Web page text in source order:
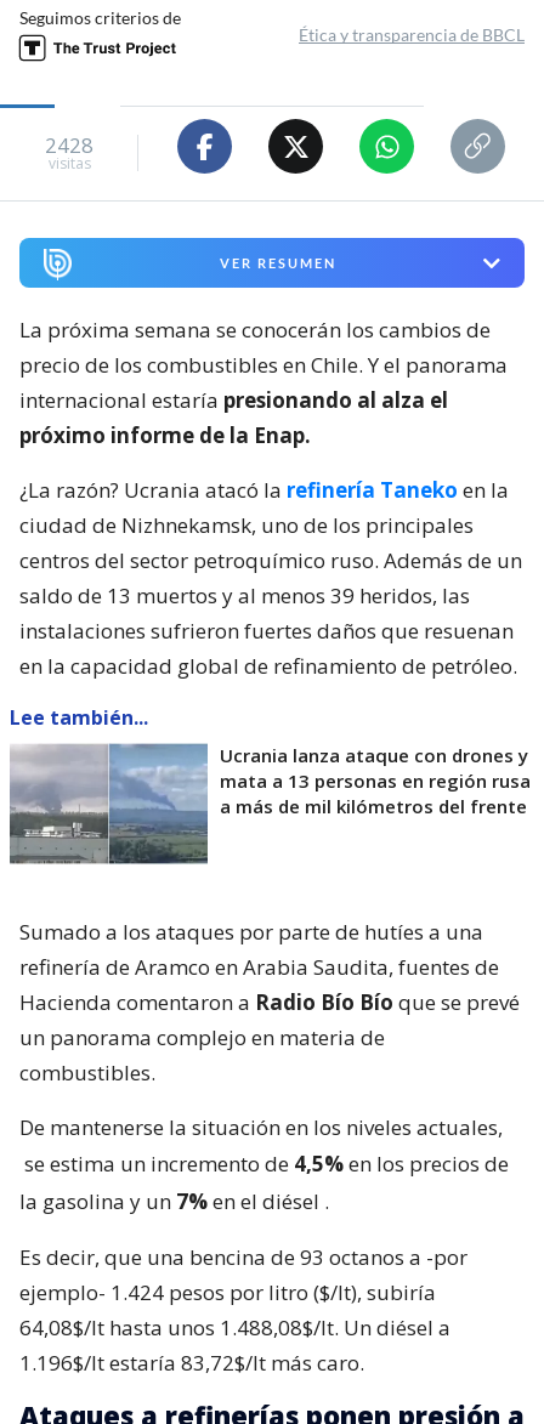
Seguimos criterios de
Ética y transparencia de BBCL
2428
visitas
VER RESUMEN
La próxima semana se conocerán los cambios de
precio de los combustibles en Chile. Y el panorama
internacional estaría presionando al alza el
próximo informe de la Enap.
¿La razón? Ucrania atacó la refinería Taneko en la
ciudad de Nizhnekamsk, uno de los principales
centros del sector petroquímico ruso. Además de un
saldo de 13 muertos y al menos 39 heridos, las
instalaciones sufrieron fuertes daños que resuenan
en la capacidad global de refinamiento de petróleo.
Lee también...
Ucrania lanza ataque con drones y
mata a 13 personas en región rusa
a más de mil kilómetros del frente
Sumado a los ataques por parte de hutíes a una
refinería de Aramco en Arabia Saudita, fuentes de
Hacienda comentaron a Radio Bío Bío que se prevé
un panorama complejo en materia de
combustibles.
De mantenerse la situación en los niveles actuales,
se estima un incremento de 4,5%en los precios de
la gasolina y un 7%en el diésel .
Es decir, que una bencina de 93 octanos a -por
ejemplo- 1.424 pesos por litro ($/lt), subiría
64,08$/lt hasta unos 1.488,08$/lt. Un diésel a
1.196$/lt estaría 83,72$/lt más caro.
Ataques a refinerías ponen presión a